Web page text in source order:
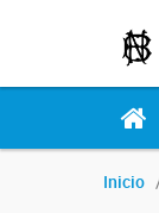
Inicio